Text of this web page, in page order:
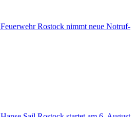
Feuerwehr Rostock nimmt neue Notruf-